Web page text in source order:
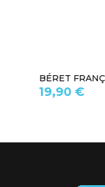
BÉRET FRANÇAIS
19,90 €